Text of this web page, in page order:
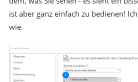
ist aber ganz einfach zu bedienen!
wie.